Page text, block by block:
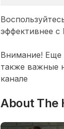
эффективнее с
Внимание! Еще
также важные
канале
About The